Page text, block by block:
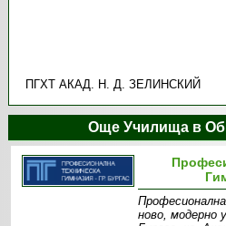
ПГХТ АКАД. Н. Д. ЗЕЛИНСКИЙ
Още Училища в
ново, модерно